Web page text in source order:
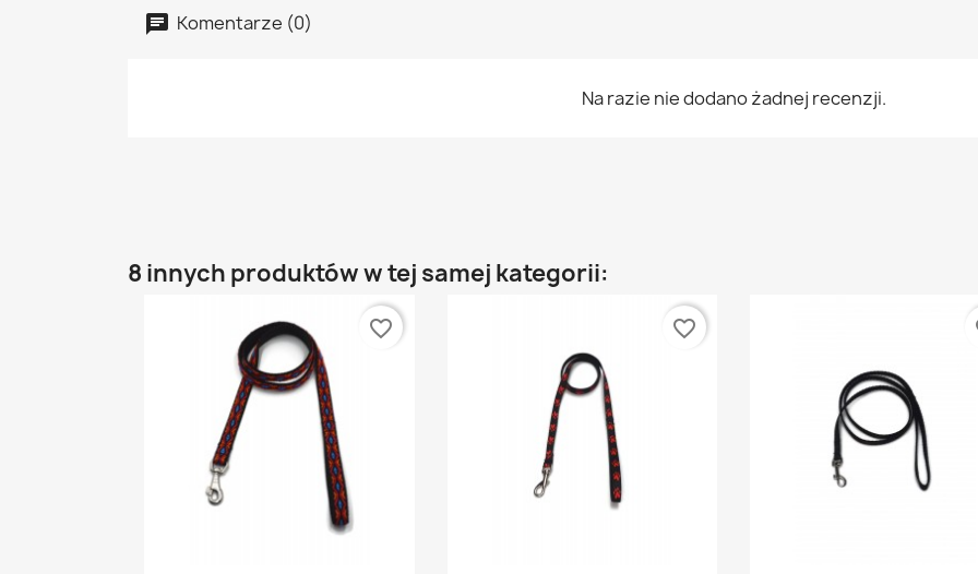
Komentarze (0)
Na razie nie dodano żadnej recenzji.
8 innych produktów w tej samej kategorii:
favorite_border favorite_border